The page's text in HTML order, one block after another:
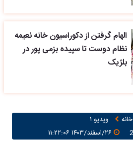
الهام گرفتن از دکوراسیون خانه نعیمه
نظام دوست تا سپیده بزمی پور در
بلژیک
خانه
ویدیو ۱